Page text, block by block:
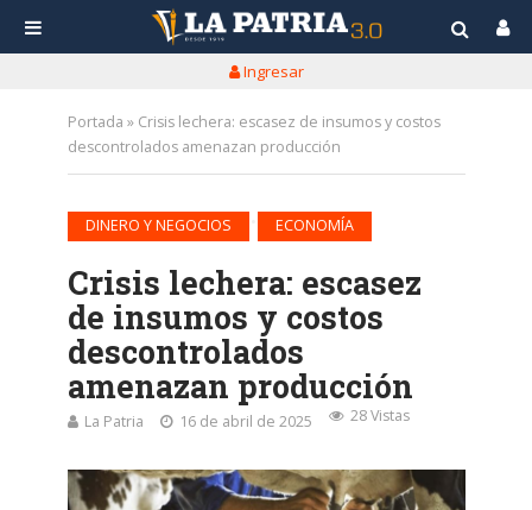
Ingresar
Portada » Crisis lechera: escasez de insumos y costos
descontrolados amenazan producción
DINERO Y NEGOCIOS ECONOMÍA
Crisis lechera: escasez
de insumos y costos
descontrolados
amenazan producción
La Patria 16 de abril de 2025 28 Vistas